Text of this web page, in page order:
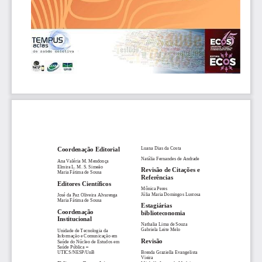
Coordenação Editorial
Ana Valéria M. Mendonça
Elmira L. M. S. Simeão
Maria Fátima de Sousa
Editores Científicos
José da Paz Oliveira Alvarenga
Maria Fátima de Sousa
Coordenação
Institucional
Unidade de Tecnologia da
Informação e Comunicação em
Saúde do Núcleo de Estudos em
Saúde Pública –
UTICS/NESP/UnB
Luana Dias da Costa
Natália Fernandes de Andrade
Revisão de Citações e
Referências
Mônica Peres
Júlia Maria Domingos Lustosa
Estagiárias
biblioteconomia
Nathalia Lima de Souza
Gabriela Leite Melo
Revisão
Brenda Graziella Evangelista
Vieira